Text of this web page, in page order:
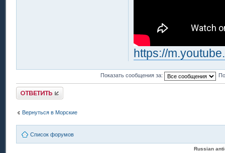
https://
Показать сообщения за:
Ответить
Вернуться в Морские
Список форумов
Russian